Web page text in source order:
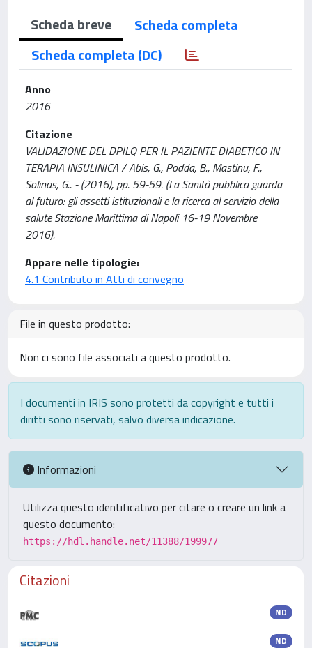
Scheda breve
Scheda completa
Scheda completa (DC)
Anno
2016
Citazione
VALIDAZIONE DEL DPILQ PER IL PAZIENTE DIABETICO IN
TERAPIA INSULINICA / Abis, G., Podda, B., Mastinu, F.,
Solinas, G.. - (2016), pp. 59-59. (La Sanità pubblica guarda
al futuro: gli assetti istituzionali e la ricerca al servizio della
salute Stazione Marittima di Napoli 16-19 Novembre
2016).
Appare nelle tipologie:
4.1 Contributo in Atti di convegno
File in questo prodotto:
Non ci sono file associati a questo prodotto.
I documenti in IRIS sono protetti da copyright e tutti i
diritti sono riservati, salvo diversa indicazione.
Informazioni
Utilizza questo identificativo per citare o creare un link a
questo documento:
https://hdl.handle.net/11388/199977
Citazioni
ND
ND